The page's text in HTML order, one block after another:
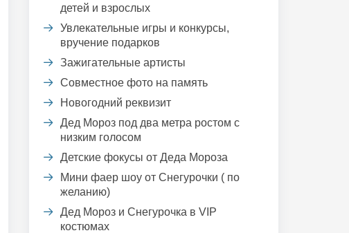
детей и взрослых
Увлекательные игры и конкурсы,
вручение подарков
Зажигательные артисты
Совместное фото на память
Новогодний реквизит
Дед Мороз под два метра ростом с
низким голосом
Детские фокусы от Деда Мороза
Мини фаер шоу от Снегурочки ( по
желанию)
Дед Мороз и Снегурочка в VIP
костюмах